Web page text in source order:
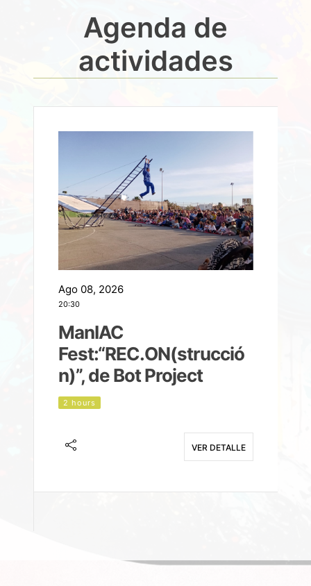
Agenda de
actividades
Ago 08, 2026
20:30
ManIAC
Fest:“REC.ON(strucció
n)”, de Bot Project
2 hours
VER DETALLE